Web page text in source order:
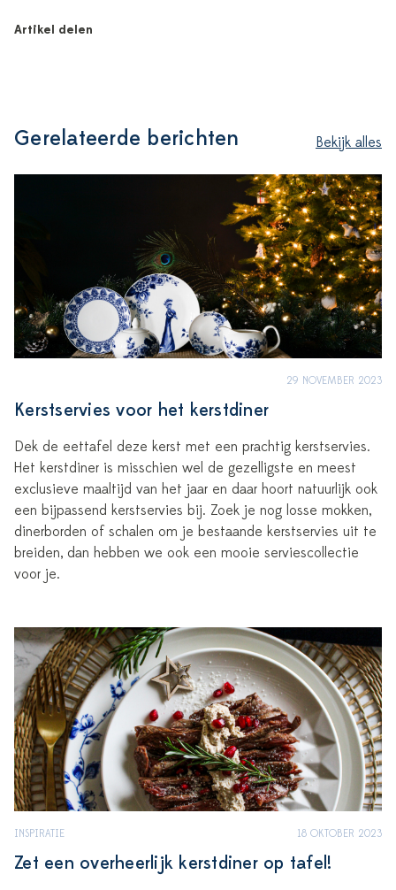
Artikel delen
Gerelateerde berichten Bekijk alles
29 NOVEMBER 2023
Kerstservies voor het kerstdiner
Dek de eettafel deze kerst met een prachtig kerstservies.
Het kerstdiner is misschien wel de gezelligste en meest
exclusieve maaltijd van het jaar en daar hoort natuurlijk ook
een bijpassend kerstservies bij. Zoek je nog losse mokken,
dinerborden of schalen om je bestaande kerstservies uit te
breiden, dan hebben we ook een mooie serviescollectie
voor je.
INSPIRATIE 18 OKTOBER 2023
Zet een overheerlijk kerstdiner op tafel!